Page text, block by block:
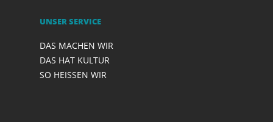
UNSER SERVICE
DAS MACHEN WIR
DAS HAT KULTUR
SO HEISSEN WIR